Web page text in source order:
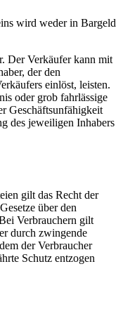
wird weder in Bargeld
Der Verkäufer kann mit
der den
einlöst, leisten.
oder grob fahrlässige
Geschäftsunfähigkeit
des jeweiligen Inhabers
gilt das Recht der
über den
Verbrauchern gilt
durch zwingende
der Verbraucher
Schutz entzogen